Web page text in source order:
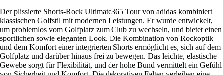
Der plissierte Shorts-Rock Ultimate365 Tour von adidas kombiniert
klassischen Golfstil mit modernen Leistungen. Er wurde entwickelt,
um problemlos vom Golfplatz zum Club zu wechseln, und bietet einen
sportlichen sowie eleganten Look. Die Kombination von Rockoptik
und dem Komfort einer integrierten Shorts ermöglicht es, sich auf dem
Golfplatz und darüber hinaus frei zu bewegen. Das leichte, elastische
Gewebe sorgt für Flexibilität, und der hohe Bund vermittelt ein Gefühl